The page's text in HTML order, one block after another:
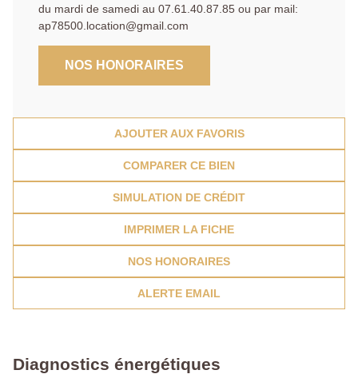
du mardi de samedi au 07.61.40.87.85 ou par mail:
ap78500.location@gmail.com
NOS HONORAIRES
AJOUTER AUX FAVORIS
COMPARER CE BIEN
SIMULATION DE CRÉDIT
IMPRIMER LA FICHE
NOS HONORAIRES
ALERTE EMAIL
Diagnostics énergétiques